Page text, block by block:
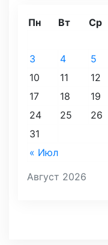
Август 2026
Пн Вт Ср
« Июл
3
4 5
10
11 12
17
18 19
24
25 26
31